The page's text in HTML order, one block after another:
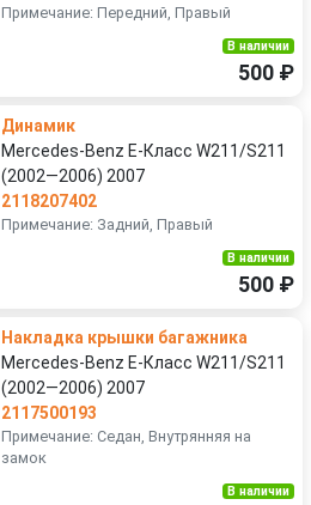
Примечание: Передний, Правый
В наличии
500 ₽
Динамик
Mercedes-Benz E-Класс W211/S211
(2002—2006) 2007
2118207402
Примечание: Задний, Правый
В наличии
500 ₽
Накладка крышки багажника
Mercedes-Benz E-Класс W211/S211
(2002—2006) 2007
2117500193
Примечание: Седан, Внутрянняя на
замок
В наличии